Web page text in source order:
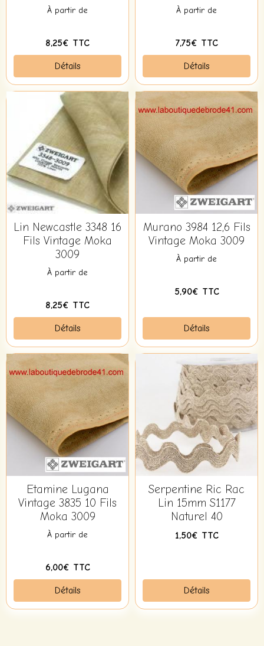
À partir de
8,25€ TTC
Détails
À partir de
7,75€ TTC
Détails
Lin Newcastle 3348 16
Fils Vintage Moka
3009
À partir de
8,25€ TTC
Détails
Murano 3984 12,6 Fils
Vintage Moka 3009
À partir de
5,90€ TTC
Détails
Etamine Lugana
Vintage 3835 10 Fils
Moka 3009
À partir de
6,00€ TTC
Détails
Serpentine Ric Rac
Lin 15mm S1177
Naturel 40
1,50€ TTC
Détails